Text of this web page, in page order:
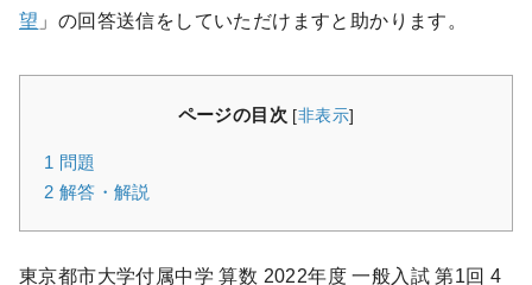
望 」の回答送信をしていただけますと助かります。
ページの目次 [非表示]
1 問題
2 解答・解説
東京都市大学付属中学 算数 2022年度 一般入試 第1回 4